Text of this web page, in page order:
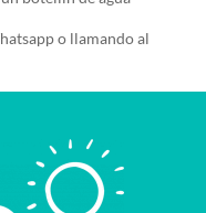
o llamando al